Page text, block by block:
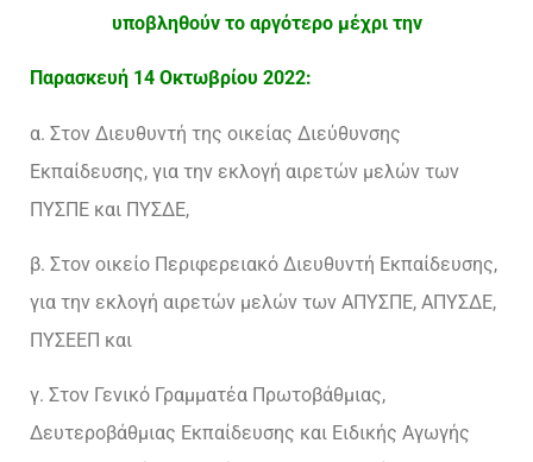
υποβληθούν το αργότερο μέχρι την
Παρασκευή 14 Οκτωβρίου 2022:
α. Στον Διευθυντή της οικείας Διεύθυνσης
Εκπαίδευσης, για την εκλογή αιρετών μελών των
ΠΥΣΠΕ και ΠΥΣΔΕ,
β. Στον οικείο Περιφερειακό Διευθυντή Εκπαίδευσης,
για την εκλογή αιρετών μελών των ΑΠΥΣΠΕ, ΑΠΥΣΔΕ,
ΠΥΣΕΕΠ και
γ. Στον Γενικό Γραμματέα Πρωτοβάθμιας,
Δευτεροβάθμιας Εκπαίδευσης και Ειδικής Αγωγής